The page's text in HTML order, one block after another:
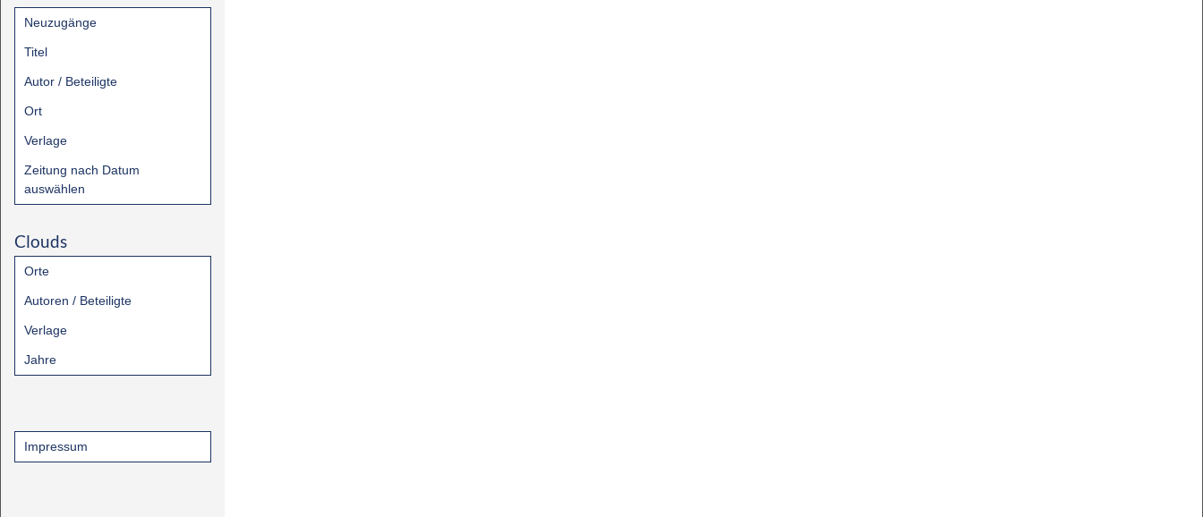
Neuzugänge
Titel
Autor / Beteiligte
Ort
Verlage
Zeitung nach Datum
auswählen
Clouds
Orte
Autoren / Beteiligte
Verlage
Jahre
Impressum